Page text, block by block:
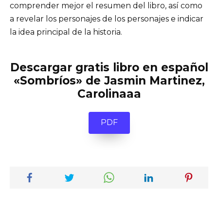
comprender mejor el resumen del libro, así como
a revelar los personajes de los personajes e indicar
la idea principal de la historia.
Descargar gratis libro en español
«Sombríos» de Jasmin Martinez,
Carolinaaa
PDF